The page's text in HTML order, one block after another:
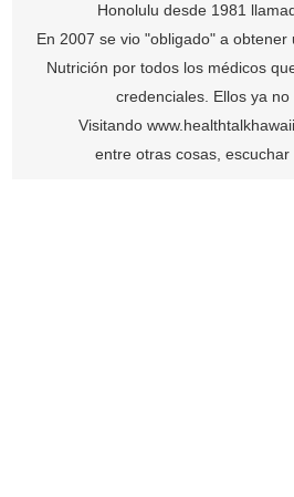
Honolulu desde 1981
En 2007 se vio "obligado" a
Nutrición por todos los médicos
credenciales. Ellos ya no
Visitando
entre otras cosas,